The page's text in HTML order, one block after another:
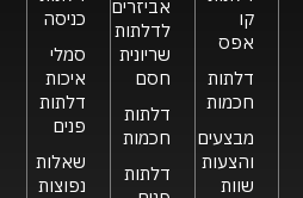
קו
אפס
דלתות
חכמות
מבצעים
והצעות
שוות
אביזרים
לדלתות
שריונית
חסם
דלתות
חכמות
דלתות
כניסה
סמלי
איכות
דלתות
פנים
שאלות
נפוצות